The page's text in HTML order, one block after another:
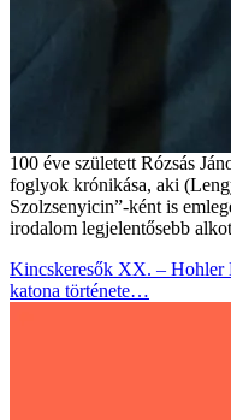
100 éve született Rózsás
foglyok krónikása, aki
Szolzsenyicin”-ként is
irodalom legjelentősebb
Kincskeresők XX. – Hohler
katona története…